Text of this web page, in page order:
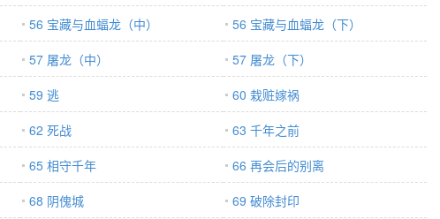
56 宝藏与血蝠龙（中）
56 宝藏与血蝠龙（下）
57 屠龙（中）
57 屠龙（下）
59 逃
60 栽赃嫁祸
62 死战
63 千年之前
65 相守千年
66 再会后的别离
68 阴傀城
69 破除封印